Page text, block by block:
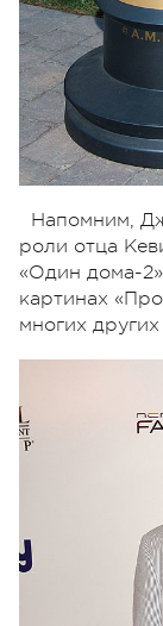
Напомним,
роли отца
«Один дома-
картинах
многих